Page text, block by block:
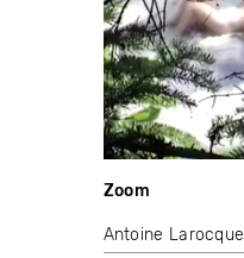
Zoom
Antoine Larocque